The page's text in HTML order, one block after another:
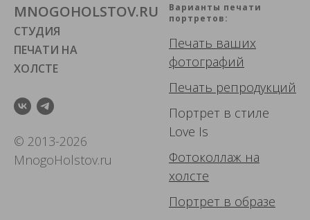
MNOGOHOLSTOV.RU
СТУДИЯ
ПЕЧАТИ НА
ХОЛСТЕ
© 2013-2026
MnogoHolstov.ru
Варианты печати
портретов:
Печать ваших
фотографий
Печать репродукций
Портрет в стиле
Love Is
Фотоколлаж на
холсте
Портрет в образе